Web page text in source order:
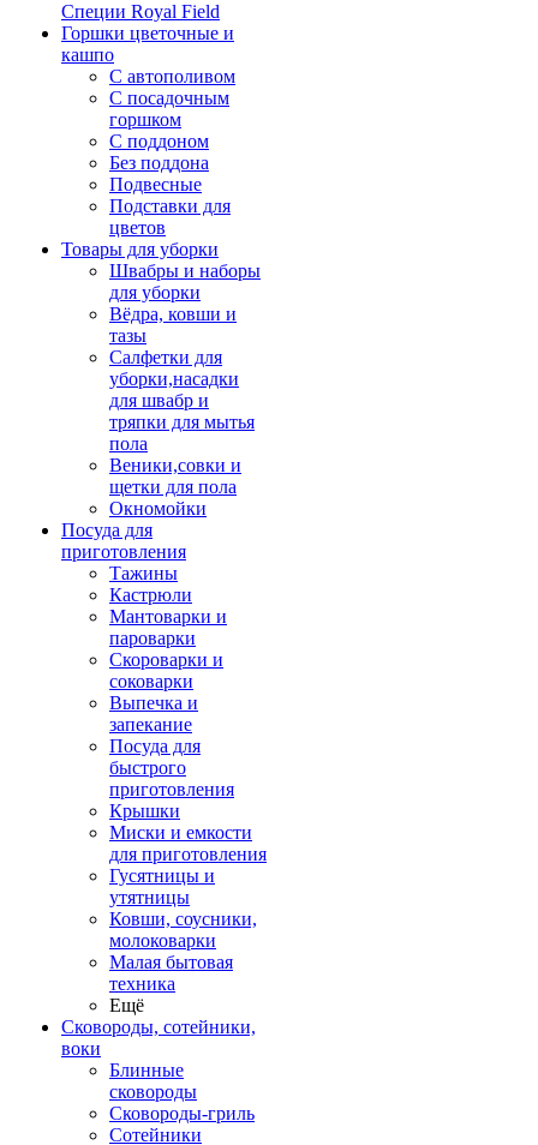
Специи Royal Field
Горшки цветочные и
кашпо
С автополивом
С посадочным
горшком
С поддоном
Без поддона
Подвесные
Подставки для
цветов
Товары для уборки
Швабры и наборы
для уборки
Вёдра, ковши и
тазы
Салфетки для
уборки,насадки
для швабр и
тряпки для мытья
пола
Веники,совки и
щетки для пола
Окномойки
Посуда для
приготовления
Тажины
Кастрюли
Мантоварки и
пароварки
Скороварки и
соковарки
Выпечка и
запекание
Посуда для
быстрого
приготовления
Крышки
Миски и емкости
для приготовления
Гусятницы и
утятницы
Ковши, соусники,
молоковарки
Малая бытовая
техника
Ещё
Сковороды, сотейники,
воки
Блинные
сковороды
Сковороды-гриль
Сотейники